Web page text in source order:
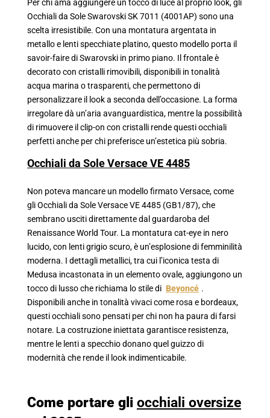
Per chi ama aggiungere un tocco di luce al proprio look, gli
Occhiali da Sole Swarovski SK 7011 (4001AP) sono una
scelta irresistibile. Con una montatura argentata in
metallo e lenti specchiate platino, questo modello porta il
savoir-faire di Swarovski in primo piano. Il frontale è
decorato con cristalli rimovibili, disponibili in tonalità
acqua marina o trasparenti, che permettono di
personalizzare il look a seconda dell’occasione. La forma
irregolare dà un’aria avanguardistica, mentre la possibilità
di rimuovere il clip-on con cristalli rende questi occhiali
perfetti anche per chi preferisce un’estetica più sobria.
Occhiali da Sole Versace VE 4485
Non poteva mancare un modello firmato Versace, come
gli Occhiali da Sole Versace VE 4485 (GB1/87), che
sembrano usciti direttamente dal guardaroba del
Renaissance World Tour. La montatura cat-eye in nero
lucido, con lenti grigio scuro, è un’esplosione di femminilità
moderna. I dettagli metallici, tra cui l’iconica testa di
Medusa incastonata in un elemento ovale, aggiungono un
tocco di lusso che richiama lo stile di Beyoncé .
Disponibili anche in tonalità vivaci come rosa e bordeaux,
questi occhiali sono pensati per chi non ha paura di farsi
notare. La costruzione iniettata garantisce resistenza,
mentre le lenti a specchio donano quel guizzo di
modernità che rende il look indimenticabile.
Come portare gli occhiali oversize